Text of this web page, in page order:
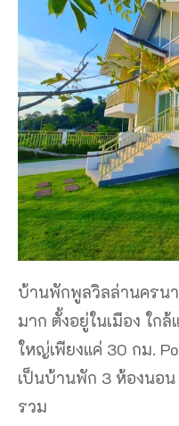
บ้านพักพูลวิลล่านครน
มาก ตั้งอยู่ในเมือง ใกล้
ใหญ่เพียงแค่ 30 กม.
เป็นบ้านพัก 3 ห้องนอ
รวม